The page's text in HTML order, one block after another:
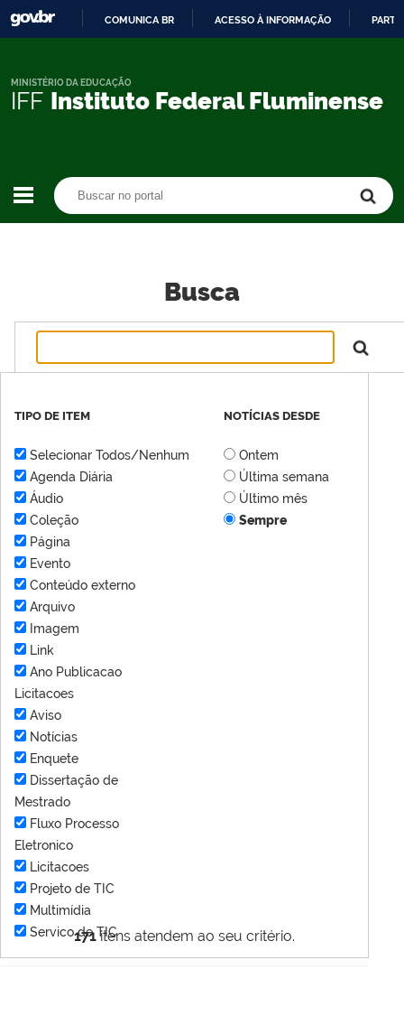
CONTEÚDO
COMUNICA BR ACESSO À INFORMAÇÃO
IFF Instituto Federal Fluminense
MINISTÉRIO DA EDUCAÇÃO
Busca
171itens atendem ao seu critério.
TIPO DE ITEM
Selecionar Todos/Nenhum
Agenda Diária
Áudio
Coleção
Página
Evento
Conteúdo externo
Arquivo
Imagem
Link
Ano Publicacao
Licitacoes
Aviso
Notícias
Enquete
Dissertação de
Mestrado
Fluxo Processo
Eletronico
Licitacoes
Projeto de TIC
Multimídia
Servico de TIC
NOTÍCIAS DESDE
Ontem
Última semana
Último mês
Sempre